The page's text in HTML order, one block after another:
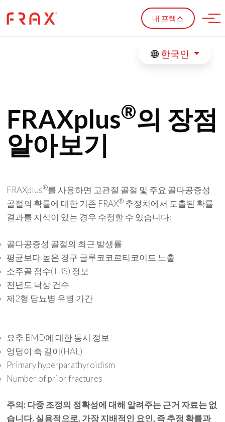
내 프랙스
한국인
FRAXplus®의 장점
알아보기
FRAXplus®를 사용하면 고관절 골절 및 주요 골다공증성
골절의 확률에 대한 기존 FRAX®추정치에서 도출된 확률
결과를 지식이 있는 경우 수정할 수 있습니다:
골다공증성 골절의 최근 발생률
평균보다 높은 경구 글루코코르티코이드 노출
소주골 점수(TBS) 정보
전년도 낙상 건수
제2형 당뇨병 유병 기간
요추 BMD에 대한 동시 정보
엉덩이 축 길이(HAL)
Primary hyperparathyroidism
Number of prior fractures
주의: 다중 조정의 정확성에 대해 알려주는 근거 자료는 없
습니다. 실용적으로, 가장 지배적인 요인, 즉 추정 확률과